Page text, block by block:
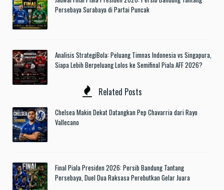
Persebaya Surabaya di Partai Puncak
Analisis StrategiBola: Peluang Timnas Indonesia vs Singapura,
Siapa Lebih Berpeluang Lolos ke Semifinal Piala AFF 2026?
Related Posts
Chelsea Makin Dekat Datangkan Pep Chavarria dari Rayo
Vallecano
Final Piala Presiden 2026: Persib Bandung Tantang
Persebaya, Duel Dua Raksasa Perebutkan Gelar Juara